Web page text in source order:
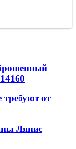
14160
требуют от
Ляпис